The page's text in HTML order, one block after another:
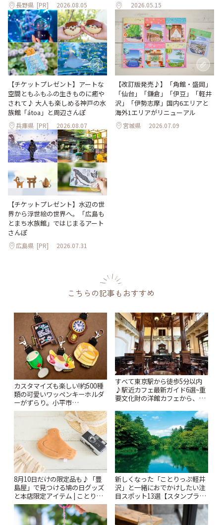
長野県 [PR] 2026.08.05 2026.05.15
【チケットプレゼント】アートな
空間ともふもふの生きものに癒や
されて♪ 大人も楽しめる神戸の水
族館「átoa」と周辺さんぽ
兵庫県 [PR] 2026.08.07
【改訂版発売♪】「角館・盛岡」
「仙台」「鎌倉」「伊豆」「軽井
沢」「伊勢志摩」国内6エリアと
海外1エリアがリニューアル
宮城県 2026.07.09
【チケットプレゼント】水辺の世
界から浮世絵の世界へ。「広島も
とまち水族館」ではじまるアート
さんぽ
広島県 [PR] 2026.07.31
こちらの記事もおすすめ
カスタマイズも楽しい!約500種
類の可愛いワッペンキーホルダ
ーがずらり。小平市
「Kimamaya T&K」 | ことりっ
すべて東京駅から徒歩5分以内
♪駅近カフェ最新ガイド6選~重
要文化財の洋館カフェから、改
りっぷ
8月10日だけの限定品も♪「豊
島屋」で見つける鳩の日グッズ
と本店限定アイテム | ことりっ
ぷ
新しくなった「ことりっぷ軽井
沢」と一緒におでかけしたい注
目スポット13選【スタンプラリ
ー開催中】 | ことりっぷ